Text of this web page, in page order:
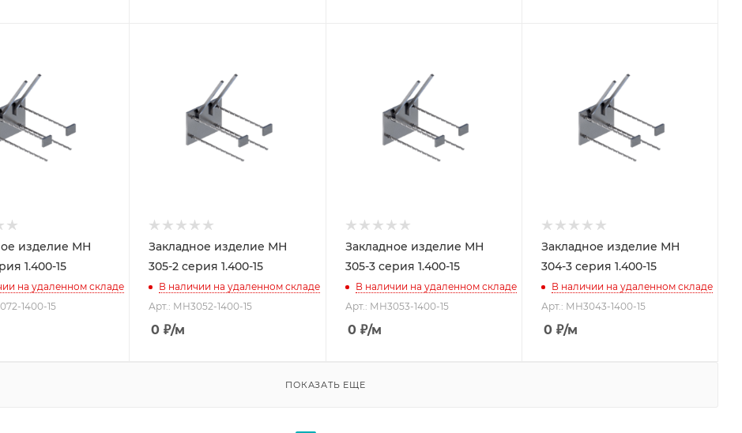
изделие МН
1.400-15
на удаленном складе
1400-15
Закладное изделие МН
305-2 серия 1.400-15
В наличии на удаленном складе
Арт.: МН3052-1400-15
0 ₽/м
Закладное изделие МН
305-3 серия 1.400-15
В наличии на удаленном складе
Арт.: МН3053-1400-15
0₽/м
Закладное изделие МН
304-3 серия 1.400-15
В наличии на удаленном складе
Арт.: МН3043-1400-15
0₽/м
ПОКАЗАТЬ ЕЩЕ